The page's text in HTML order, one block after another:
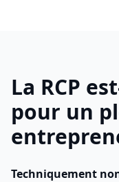
La RCP
pour un
Techniquement